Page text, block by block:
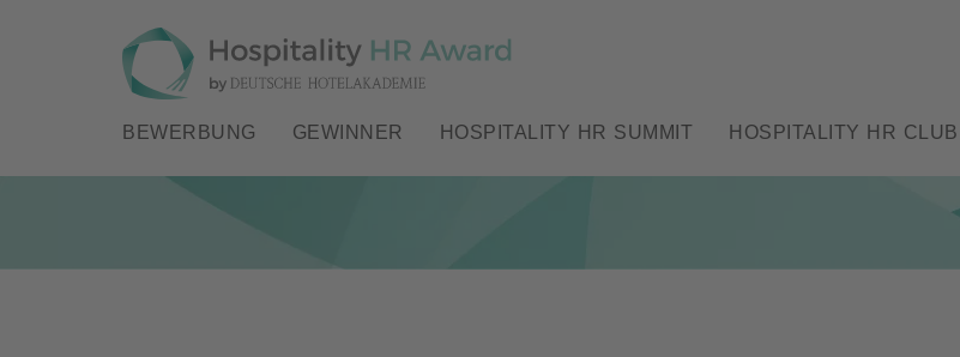
BEWERBUNG GEWINNER HOSPITALITY HR SUMMIT HOSPITALITY HR CLUB